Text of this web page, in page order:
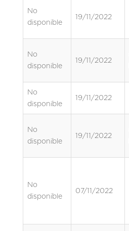
No
disponible
19/11/2022
No
disponible
19/11/2022
No
disponible
19/11/2022
No
disponible
19/11/2022
No
disponible
07/11/2022